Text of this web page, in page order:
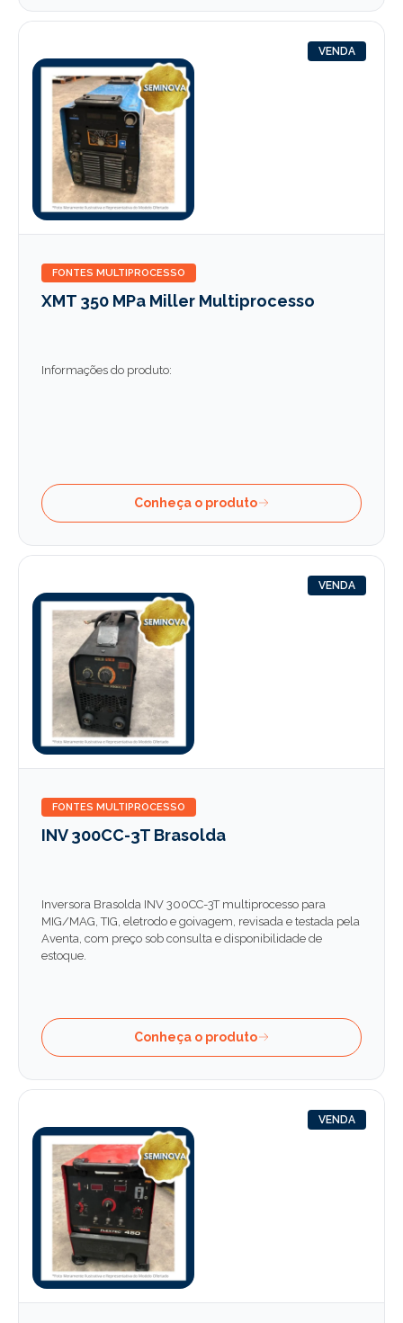
VENDA
FONTES MULTIPROCESSO
XMT 350 MPa Miller Multiprocesso
Informações do produto:
Conheça o produto
VENDA
FONTES MULTIPROCESSO
INV 300CC-3T Brasolda
Inversora Brasolda INV 300CC-3T multiprocesso para
MIG/MAG, TIG, eletrodo e goivagem, revisada e testada pela
Aventa, com preço sob consulta e disponibilidade de
estoque.
Conheça o produto
VENDA